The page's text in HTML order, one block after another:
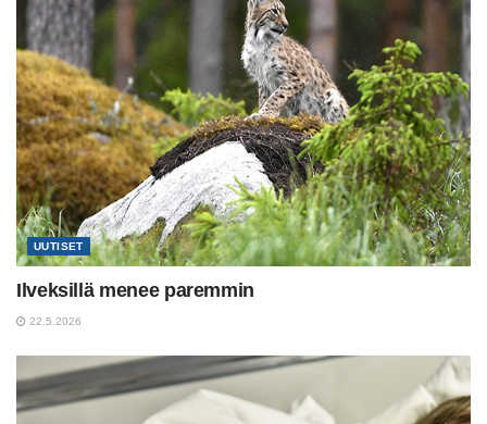
UUTISET
Ilveksillä menee paremmin
22.5.2026